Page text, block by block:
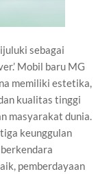
sebagai
Mobil baru MG
memiliki estetika,
kualitas tinggi
masyarakat dunia.
keunggulan
pemberdayaan